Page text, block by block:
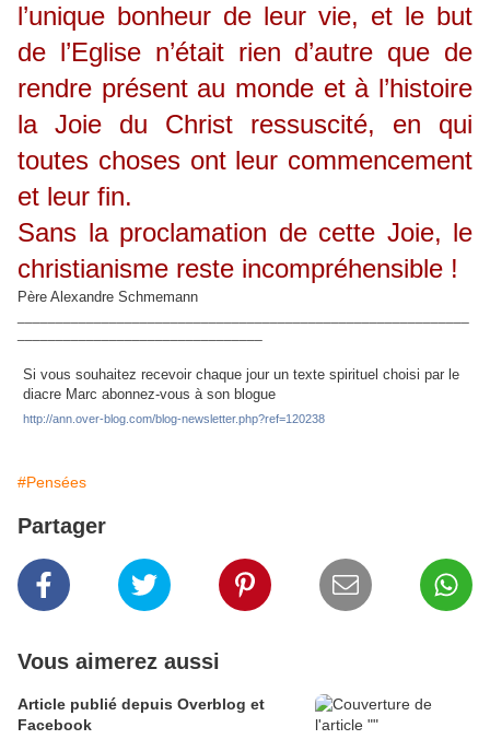
l’unique bonheur de leur vie, et le but
de l’Eglise n’était rien d’autre que de
rendre présent au monde et à l’histoire
la Joie du Christ ressuscité, en qui
toutes choses ont leur commencement
et leur fin.
Sans la proclamation de cette Joie, le
christianisme reste incompréhensible !
Père Alexandre Schmemann
Si vous souhaitez recevoir chaque jour un texte spirituel choisi par le
diacre Marc abonnez-vous à son blogue
http://ann.over-blog.com/blog-newsletter.php?ref=120238
#Pensées
Partager
Vous aimerez aussi
Article publié depuis Overblog et
Facebook